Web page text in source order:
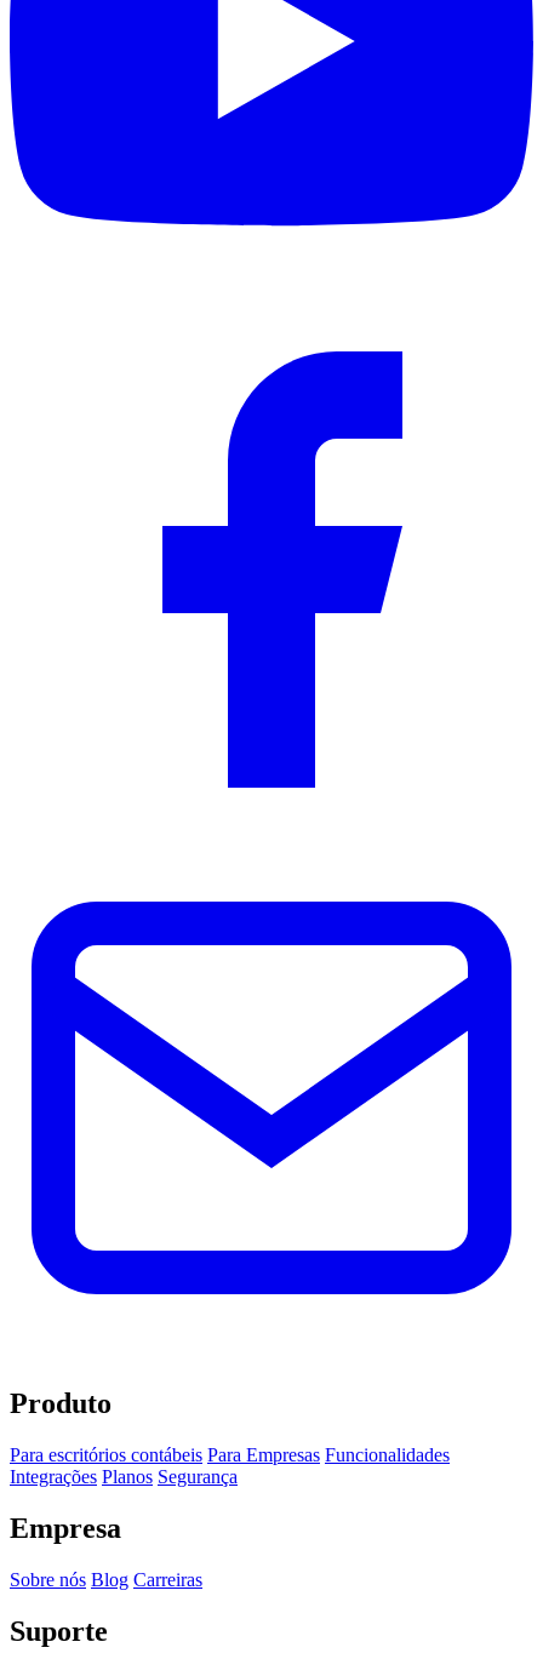
Produto
Para escritórios contábeis Para Empresas Funcionalidades
Integrações Planos Segurança
Empresa
Sobre nós Blog Carreiras
Suporte